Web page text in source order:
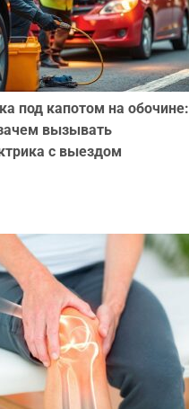
под капотом на обочине:
вызывать
с выездом